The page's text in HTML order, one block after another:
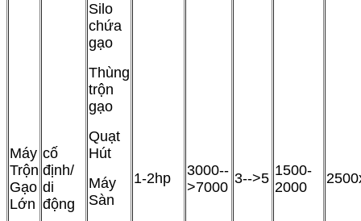
Máy
Trộn
Gạo
Lớn
cố
định/
di
động
Silo
chứa
gạo
Thùng
trộn
gạo
Quạt
Hút
Máy
Sàn
1-2hp
3000--
>7000
3-->5 1500-
2000